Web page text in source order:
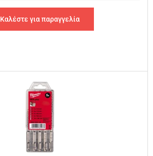
Καλέστε για παραγγελία